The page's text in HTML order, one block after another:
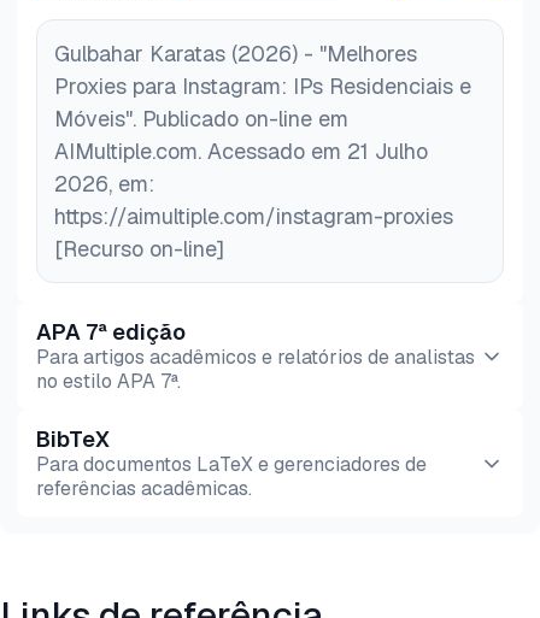
Gulbahar Karatas (2026) - "Melhores
Proxies para Instagram: IPs Residenciais e
Móveis". Publicado on-line em
AIMultiple.com. Acessado em 21 Julho
2026, em:
https://aimultiple.com/instagram-proxies
[Recurso on-line]
APA 7ª edição
Para artigos acadêmicos e relatórios de analistas
no estilo APA 7ª.
Pré-
visualização
HTML
BibTeX
Para documentos LaTeX e gerenciadores de
referências acadêmicas.